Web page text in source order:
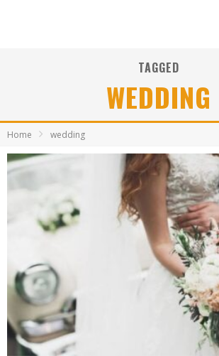
TAGGED
WEDDING
Home wedding